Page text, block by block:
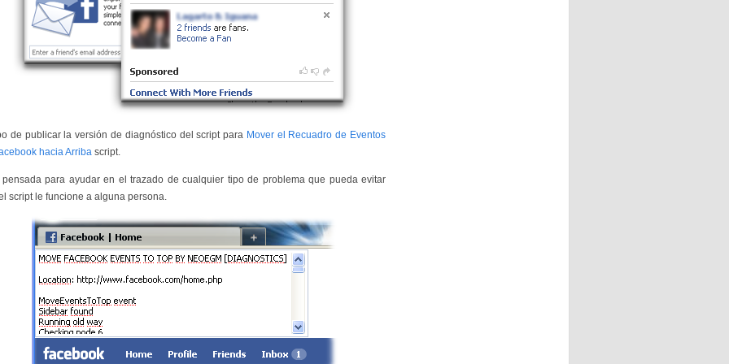
de publicar la versión de diagnóstico del script para Mover el Recuadro de Eventos
hacia Arriba script.
pensada para ayudar en el trazado de cualquier tipo de problema que pueda evitar
script le funcione a alguna persona.